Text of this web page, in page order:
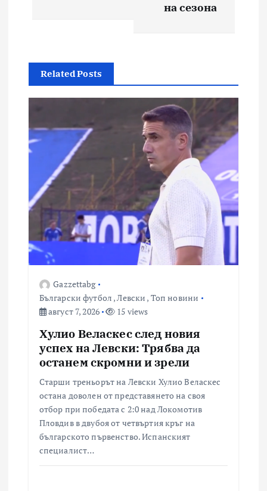
на сезона
Related Posts
Gazzettabg
Български футбол ,Левски , Топ новини
август 7, 2026
15 views
Хулио Веласкес след новия
успех на Левски: Трябва да
останем скромни и зрели
Старши треньорът на Левски Хулио Веласкес
остана доволен от представянето на своя
отбор при победата с 2:0 над Локомотив
Пловдив в двубоя от четвъртия кръг на
българското първенство. Испанският
специалист…